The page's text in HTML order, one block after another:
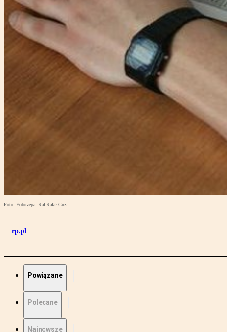
Foto: Fotorzepa, Raf Rafał Guz
rp.pl
Powiązane
Polecane
Najnowsze